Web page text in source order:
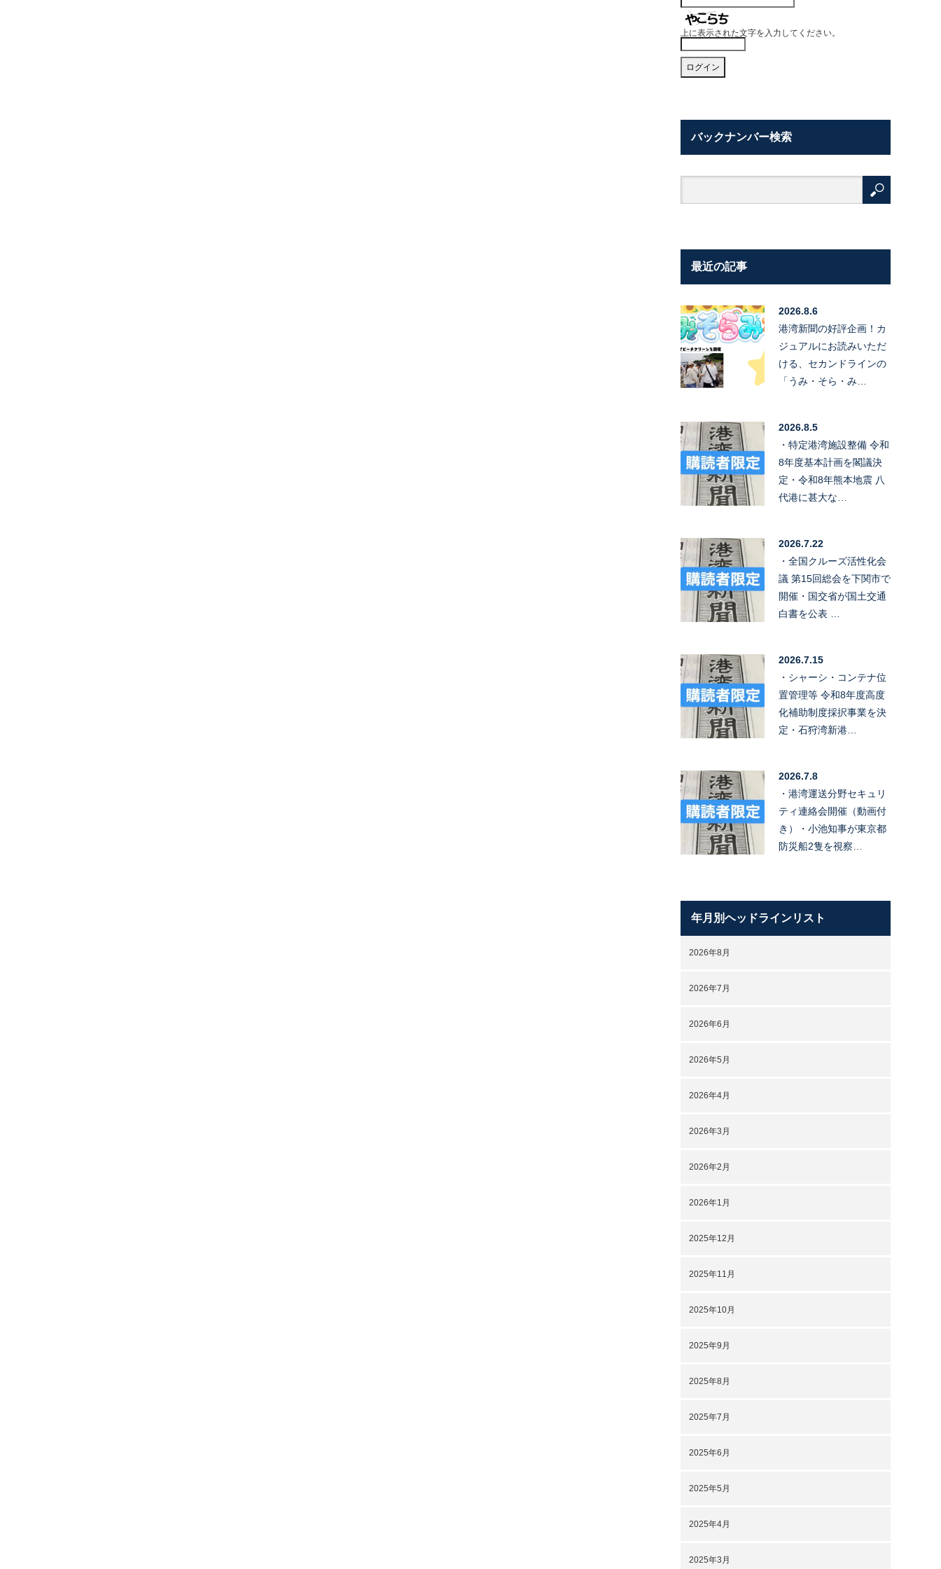
上に表示された文字を入力してください。
バックナンバー検索
最近の記事
2026.8.6
港湾新聞の好評企画！カ
ジュアルにお読みいただ
ける、セカンドラインの
「うみ・そら・み…
2026.8.5
・特定港湾施設整備 令和
8年度基本計画を閣議決
定・令和8年熊本地震 八
代港に甚大な…
2026.7.22
・全国クルーズ活性化会
議 第15回総会を下関市で
開催・国交省が国土交通
白書を公表 …
2026.7.15
・シャーシ・コンテナ位
置管理等 令和8年度高度
化補助制度採択事業を決
定・石狩湾新港…
2026.7.8
・港湾運送分野セキュリ
ティ連絡会開催（動画付
き）・小池知事が東京都
防災船2隻を視察…
年月別ヘッドラインリスト
2026年8月
2026年7月
2026年6月
2026年5月
2026年4月
2026年3月
2026年2月
2026年1月
2025年12月
2025年11月
2025年10月
2025年9月
2025年8月
2025年7月
2025年6月
2025年5月
2025年4月
2025年3月